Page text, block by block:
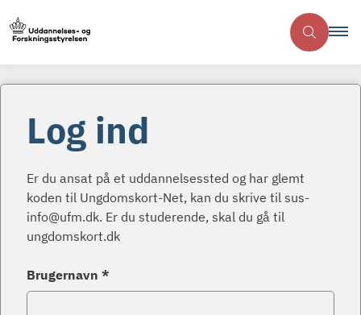
Log ind
Er du ansat på et uddannelsessted og har glemt
koden til Ungdomskort-Net, kan du skrive til sus-
info@ufm.dk. Er du studerende, skal du gå til
ungdomskort.dk
Brugernavn *